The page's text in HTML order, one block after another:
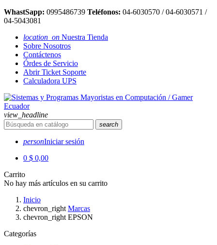
WhastSapp: 0995486739 Teléfonos: 04-6030570 / 04-6030571 /
04-5043081
location_on Nuestra Tienda
Sobre Nosotros
Contáctenos
Órdes de Servicio
Abrir Ticket Soporte
Calculadora UPS
view_headline
search
personIniciar sesión
0 $ 0,00
Carrito
No hay más artículos en su carrito
Inicio
chevron_right Marcas
chevron_right EPSON
Categorías